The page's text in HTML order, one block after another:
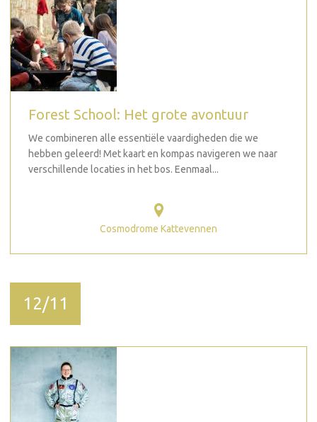
Forest School: Het grote avontuur
We combineren alle essentiële vaardigheden die we
hebben geleerd! Met kaart en kompas navigeren we naar
verschillende locaties in het bos. Eenmaal...
Cosmodrome Kattevennen
12/11